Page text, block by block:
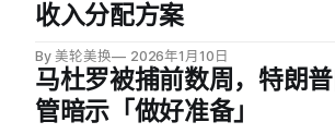
收入分配方案
By 美轮美换 2026年1月10日
马杜罗被捕前数周，特朗
管暗示「做好准备」